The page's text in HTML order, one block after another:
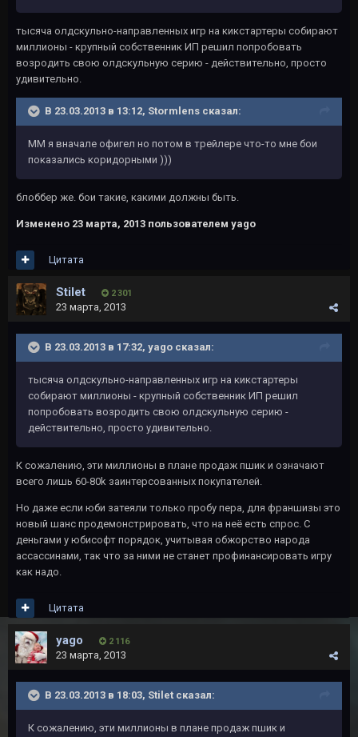
тысяча олдскульно-направленных игр на кикстартеры собирают
миллионы - крупный собственник ИП решил попробовать
возродить свою олдскульную серию - действительно, просто
удивительно.
В 23.03.2013 в 13:12, Stormlens сказал:
ММ я вначале офигел но потом в трейлере что-то мне бои
показались коридорными )))
блоббер же. бои такие, какими должны быть.
Изменено 23 марта, 2013 пользователем yago
Цитата
Stilet 2 301
23 марта, 2013
В 23.03.2013 в 17:32, yago сказал:
тысяча олдскульно-направленных игр на кикстартеры
собирают миллионы - крупный собственник ИП решил
попробовать возродить свою олдскульную серию -
действительно, просто удивительно.
К сожалению, эти миллионы в плане продаж пшик и означают
всего лишь 60-80k заинтерсованных покупателей.
Но даже если юби затеяли только пробу пера, для франшизы это
новый шанс продемонстрировать, что на неё есть спрос. С
деньгами у юбисофт порядок, учитывая обжорство народа
ассассинами, так что за ними не станет профинансировать игру
как надо.
Цитата
yago 2 116
23 марта, 2013
В 23.03.2013 в 18:03, Stilet сказал:
К сожалению, эти миллионы в плане продаж пшик и